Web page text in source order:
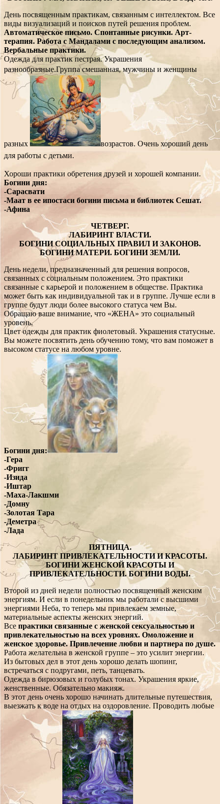
День посвященным практикам, связанным с интеллектом. Все
виды визуализаций и поисков путей решения проблем.
Автоматическое письмо. Спонтанные рисунки. Арт-
терапия. Работа с Мандалами с последующим анализом.
Вербальные практики.
Одежда для практик пестрая. Украшения
разнообразные.Группа смешанная, мужчины и женщины
разных
возрастов. Очень хороший день
для работы с детьми.
Хороши практики обретения друзей и хорошей компании.
Богини дня:
-Сарасвати
-Маат в ее ипостаси богини письма и библиотек Сешат.
-Афина
ЧЕТВЕРГ.
ЛАБИРИНТ ВЛАСТИ.
БОГИНИ СОЦИАЛЬНЫХ ПРАВИЛ И ЗАКОНОВ.
БОГИНИ МАТЕРИ. БОГИНИ ЗЕМЛИ.
День недели, предназначенный для решения вопросов,
связанных с социальным положением. Это практики
связанные с карьерой и положением в обществе. Практика
может быть как индивидуальной так и в группе. Лучше если в
группе будут люди более высокого статуса чем Вы.
Обращаю ваше внимание, что «ЖЕНА» это социальный
уровень.
Цвет одежды для практик фиолетовый. Украшения статусные.
Вы можете посвятить день обучению тому, что вам поможет в
высоком статусе на любом уровне.
Богини дня:
-Гера
-Фригг
-Изида
-Иштар
-Маха-Лакшми
-Домну
-Золотая Тара
-Деметра
-Лада
ПЯТНИЦА.
ЛАБИРИНТ ПРИВЛЕКАТЕЛЬНОСТИ И КРАСОТЫ.
БОГИНИ ЖЕНСКОЙ КРАСОТЫ И
ПРИВЛЕКАТЕЛЬНОСТИ. БОГИНИ ВОДЫ.
Второй из дней недели полностью посвященный женским
энергиям. И если в понедельник мы работали с высшими
энергиями Неба, то теперь мы привлекаем земные,
материальные аспекты женских энергий.
Все практики связанные с женской сексуальностью и
привлекательностью на всех уровнях. Омоложение и
женское здоровье. Привлечение любви и партнера по душе.
Работа желательна в женской группе – это усилит энергии.
Из бытовых дел в этот день хорошо делать шопинг,
встречаться с подругами, петь, танцевать.
Одежда в бирюзовых и голубых тонах. Украшения яркие,
женственные. Обязательно макияж.
В этот день очень хорошо начинать длительные путешествия,
выезжать к воде на отдых на оздоровление. Проводить любые